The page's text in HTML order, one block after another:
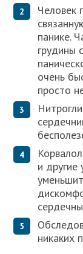
Человек
панике.
грудины
очень
просто
и другие
никаких